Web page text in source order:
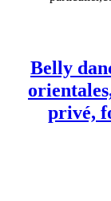
Belly
privé,